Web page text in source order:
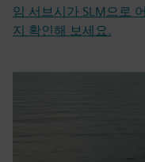
임 서브시가 SLM으로
지 확인해 보세요.